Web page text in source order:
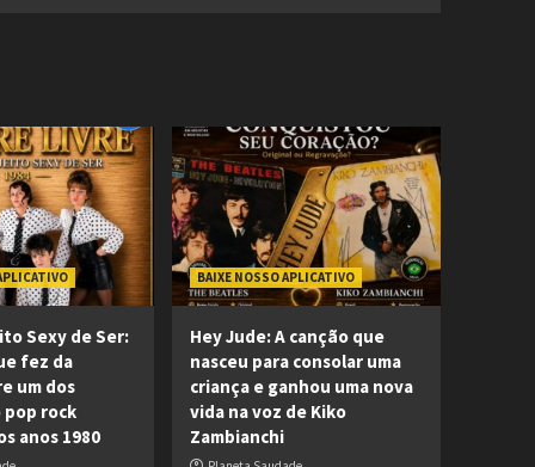
Sexy de Ser:
fez da
um dos
pop rock
anos 1980
BAIXE NOSSO APLICATIVO
Hey Jude: A canção que
nasceu para consolar uma
criança e ganhou uma nova
vida na voz de Kiko
Zambianchi